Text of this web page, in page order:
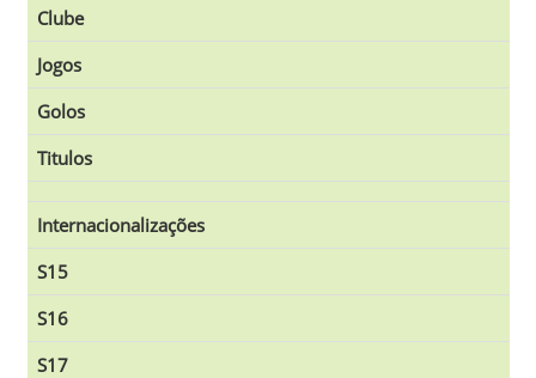
Clube
Jogos
Golos
Titulos
Internacionalizações
S15
S16
S17